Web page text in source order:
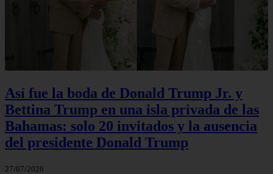
Así fue la boda de Donald Trump Jr. y
Bettina Trump en una isla privada de las
Bahamas: solo 20 invitados y la ausencia
del presidente Donald Trump
27/07/2026